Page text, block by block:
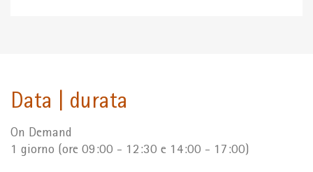
Data | durata
On Demand
1 giorno (ore 09:00 - 12:30 e 14:00 - 17:00)